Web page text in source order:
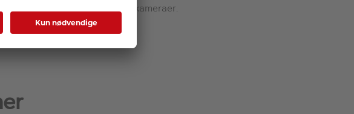
kompatibelt med alle MFT-kameraer.